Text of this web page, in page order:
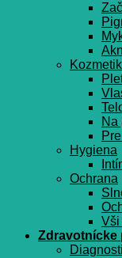
Na
Hygiena
Ochrana
Vši
Zdravotnícke